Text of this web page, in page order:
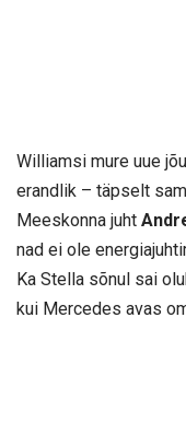
Williamsi mure uue
erandlik – täpselt
Meeskonna juht
nad ei ole
Ka Stella sõnul sai
kui Mercedes avas